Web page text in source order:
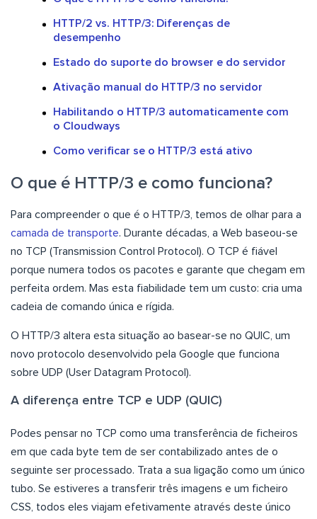
HTTP/2 vs. HTTP/3: Diferenças de
desempenho
Estado do suporte do browser e do servidor
Ativação manual do HTTP/3 no servidor
Habilitando o HTTP/3 automaticamente com
o Cloudways
Como verificar se o HTTP/3 está ativo
O que é HTTP/3 e como funciona?
Para compreender o que é o HTTP/3, temos de olhar para a
camada de transporte. Durante décadas, a Web baseou-se
no TCP (Transmission Control Protocol). O TCP é fiável
porque numera todos os pacotes e garante que chegam em
perfeita ordem. Mas esta fiabilidade tem um custo: cria uma
cadeia de comando única e rígida.
O HTTP/3 altera esta situação ao basear-se no QUIC, um
novo protocolo desenvolvido pela Google que funciona
sobre UDP (User Datagram Protocol).
A diferença entre TCP e UDP (QUIC)
Podes pensar no TCP como uma transferência de ficheiros
em que cada byte tem de ser contabilizado antes de o
seguinte ser processado. Trata a sua ligação como um único
tubo. Se estiveres a transferir três imagens e um ficheiro
CSS, todos eles viajam efetivamente através deste único